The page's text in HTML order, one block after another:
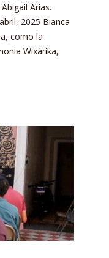
Arias.
2025 Bianca
como la
Wixárika,